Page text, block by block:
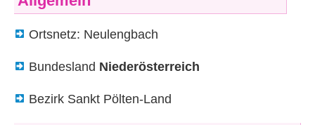
Ortsnetz: Neulengbach
Bundesland Niederösterreich
Bezirk Sankt Pölten-Land